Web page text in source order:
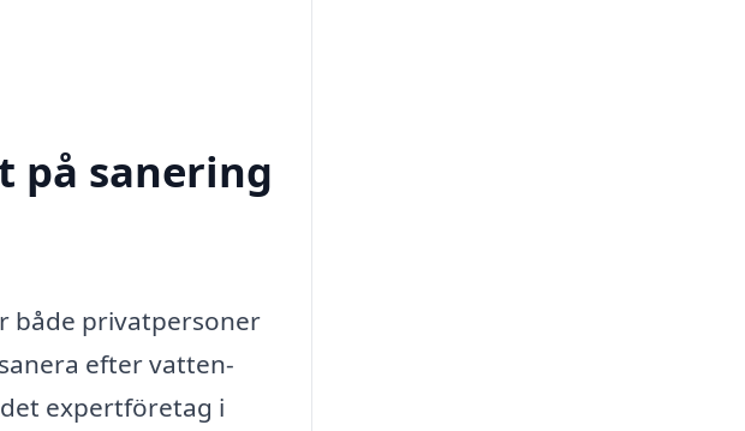
på sanering
både privatpersoner
efter vatten-
expertföretag i